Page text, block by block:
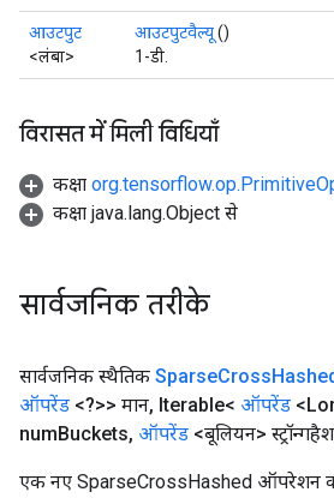
आउटपुट
<लंबा>
आउटपुटवैल्यू()
1-डी.
विरासत में मिली विधियाँ
कक्षा
कक्षा java.lang.Object से
सार्वजनिक तरीके
सार्वजनिक स्थैतिक SparseCross
ऑपरेंड <?>> मान, Iterable< ऑपरेंड
numBuckets, ऑपरेंड <बूलियन> स्ट्रॉन्गहैश
एक नए SparseCrossHashed ऑपरेशन